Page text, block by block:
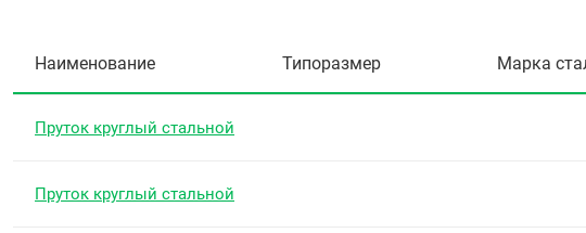
Наименование Типоразмер Марка
Пруток круглый стальной
Пруток круглый стальной